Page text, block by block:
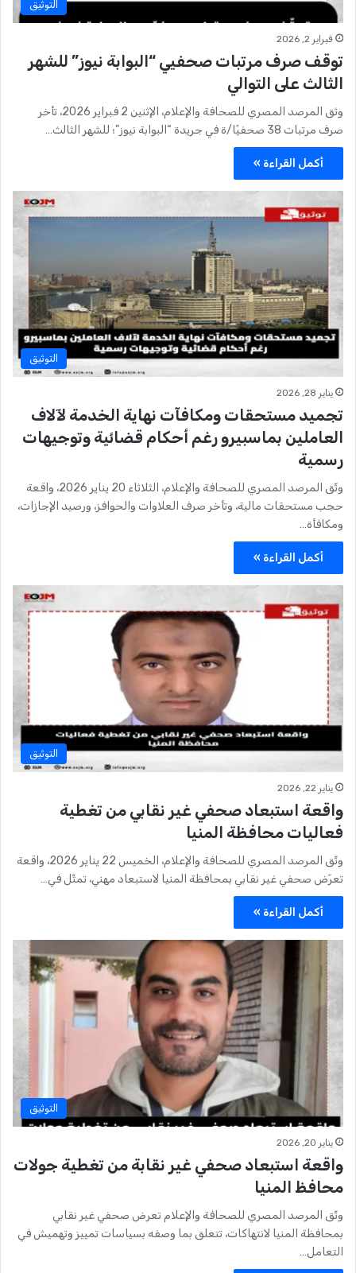
التوثيق
فبراير 2, 2026
توقف صرف مرتبات صحفيي “البوابة نيوز” للشهر
الثالث على التوالي
وثق المرصد المصري للصحافة والإعلام، الإثنين 2 فبراير 2026، تأخر
صرف مرتبات 38 صحفيًا/ة في جريدة “البوابة نيوز”؛ للشهر الثالث…
أكمل القراءة »
التوثيق
يناير 28, 2026
تجميد مستحقات ومكافآت نهاية الخدمة لآلاف
العاملين بماسبيرو رغم أحكام قضائية وتوجيهات
رسمية
وثّق المرصد المصري للصحافة والإعلام، الثلاثاء 20 يناير 2026، واقعة
حجب مستحقات مالية، وتأخر صرف العلاوات والحوافز، ورصيد الإجازات،
ومكافأة…
أكمل القراءة »
التوثيق
يناير 22, 2026
واقعة استبعاد صحفي غير نقابي من تغطية
فعاليات محافظة المنيا
وثّق المرصد المصري للصحافة والإعلام، الخميس 22 يناير 2026، واقعة
تعرّض صحفي غير نقابي بمحافظة المنيا لاستبعاد مهني، تمثّل في…
أكمل القراءة »
التوثيق
يناير 20, 2026
واقعة استبعاد صحفي غير نقابة من تغطية جولات
محافظ المنيا
وثّق المرصد المصري للصحافة والإعلام تعرض صحفي غير نقابي
بمحافظة المنيا لانتهاكات، تتعلق بما وصفه بسياسات تمييز وتهميش في
التعامل…